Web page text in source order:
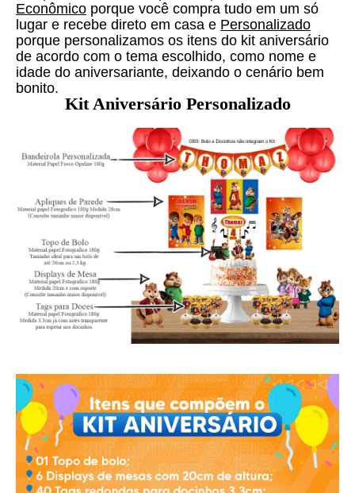
Econômico porque você compra tudo em um só
lugar e recebe direto em casa e Personalizado
porque personalizamos os itens do kit aniversário
de acordo com o tema escolhido, como nome e
idade do aniversariante, deixando o cenário bem
bonito.
Kit Aniversário Personalizado